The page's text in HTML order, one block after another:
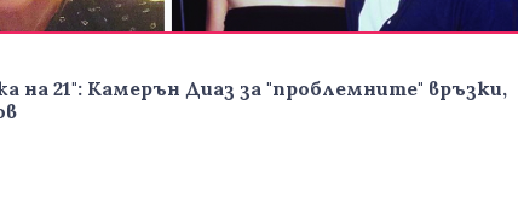
на 21": Камерън Диаз за "проблемните" връзки,